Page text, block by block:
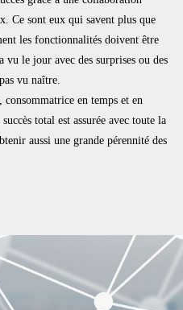
Ce sont eux qui savent plus que
les fonctionnalités doivent être
vu le jour avec des surprises ou des
vu naître.
en temps et en
total est assurée avec toute la
aussi une grande pérennité des